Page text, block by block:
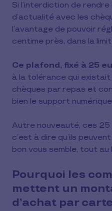
Si l’interdiction de
d’actualité avec les
l’avantage de pouvoir
centime près, dans la
Ce plafond, fixé à 25
à la tolérance qui
chèques par repas et
bien le support
Autre nouveauté, ces
c’est à dire qu’ils
bon vous semble, tout au
Pourquoi les
mettent un
d’achat par